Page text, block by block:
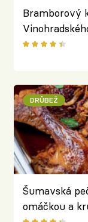
Bramborový
DRŮBEŽ
Šumavská
omáčkou a